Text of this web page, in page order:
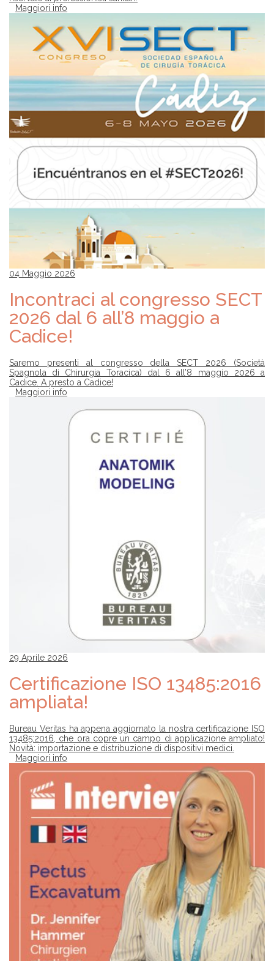
Maggiori info
04 Maggio 2026
Incontraci al congresso SECT
2026 dal 6 all’8 maggio a
Cadice!
Saremo presenti al congresso della SECT 2026 (Società
Spagnola di Chirurgia Toracica) dal 6 all’8 maggio 2026 a
Cadice. A presto a Cadice!
Maggiori info
29 Aprile 2026
Certificazione ISO 13485:2016
ampliata!
Bureau Veritas ha appena aggiornato la nostra certificazione ISO
13485:2016, che ora copre un campo di applicazione ampliato!
Novità: importazione e distribuzione di dispositivi medici.
Maggiori info